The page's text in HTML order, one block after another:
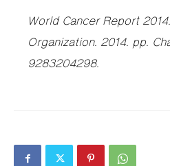
World Cancer Report
Organization. 2014. pp.
9283204298.